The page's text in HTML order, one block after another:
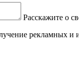
Расскажите о
рекламных